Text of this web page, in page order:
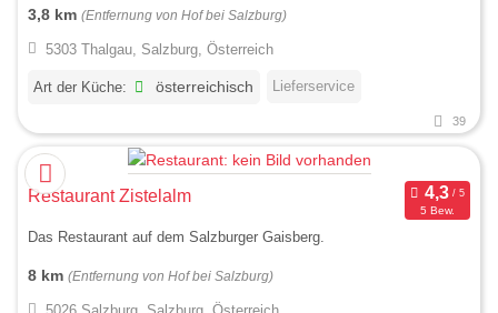
3,8 km (Entfernung von Hof bei Salzburg)
5303 Thalgau, Salzburg, Österreich
Art der Küche: österreichisch Lieferservice
39
Restaurant Zistelalm
5 Bew.
Das Restaurant auf dem Salzburger Gaisberg.
8 km (Entfernung von Hof bei Salzburg)